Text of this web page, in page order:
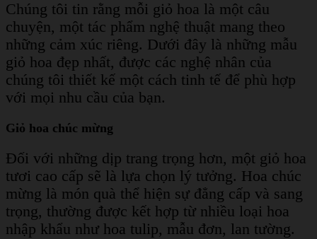
Chúng tôi tin rằng mỗi giỏ hoa là một câu
chuyện, một tác phẩm nghệ thuật mang theo
những cảm xúc riêng. Dưới đây là những mẫu
giỏ hoa đẹp nhất, được các nghệ nhân của
chúng tôi thiết kế một cách tinh tế để phù hợp
với mọi nhu cầu của bạn.
Giỏ hoa chúc mừng
Đối với những dịp trang trọng hơn, một giỏ hoa
tươi cao cấp sẽ là lựa chọn lý tưởng. Hoa chúc
mừng là món quà thể hiện sự đẳng cấp và sang
trọng, thường được kết hợp từ nhiều loại hoa
nhập khẩu như hoa tulip, mẫu đơn, lan tường.